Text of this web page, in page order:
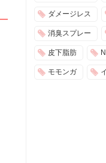
ダメージレス
消臭スプレー
皮下脂肪
モモンガ